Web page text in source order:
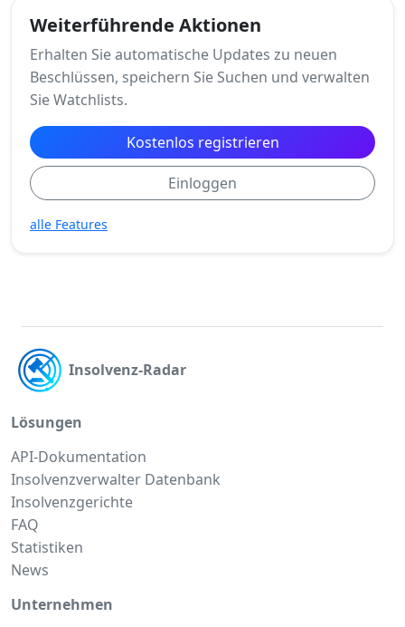
Weiterführende Aktionen
Erhalten Sie automatische Updates zu neuen
Beschlüssen, speichern Sie Suchen und verwalten
Sie Watchlists.
Kostenlos registrieren
Einloggen
alle Features
Insolvenz-Radar
Lösungen
API-Dokumentation
Insolvenzverwalter Datenbank
Insolvenzgerichte
FAQ
Statistiken
News
Unternehmen